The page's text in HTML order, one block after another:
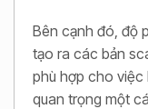
Bên cạnh đó, độ
tạo ra các bản
phù hợp cho việc
quan trọng một